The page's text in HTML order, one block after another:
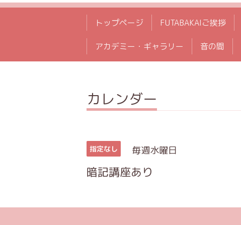
トップページ FUTABAKAIご挨拶
アカデミー・ギャラリー 音の間
カレンダー
指定なし 毎週水曜日
暗記講座あり